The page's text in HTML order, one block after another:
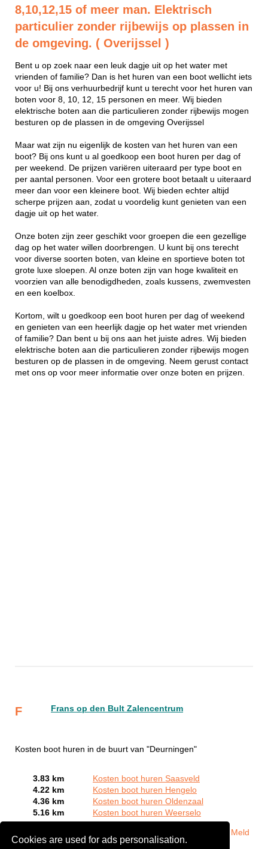
Cookies are used for ads personalisation.
8,10,12,15 of meer man. Elektrisch
particulier zonder rijbewijs op plassen in
de omgeving. ( Overijssel )
Bent u op zoek naar een leuk dagje uit op het water met
vrienden of familie? Dan is het huren van een boot wellicht iets
voor u! Bij ons verhuurbedrijf kunt u terecht voor het huren van
boten voor 8, 10, 12, 15 personen en meer. Wij bieden
elektrische boten aan die particulieren zonder rijbewijs mogen
besturen op de plassen in de omgeving Overijssel
Maar wat zijn nu eigenlijk de kosten van het huren van een
boot? Bij ons kunt u al goedkoop een boot huren per dag of
per weekend. De prijzen variëren uiteraard per type boot en
per aantal personen. Voor een grotere boot betaalt u uiteraard
meer dan voor een kleinere boot. Wij bieden echter altijd
scherpe prijzen aan, zodat u voordelig kunt genieten van een
dagje uit op het water.
Onze boten zijn zeer geschikt voor groepen die een gezellige
dag op het water willen doorbrengen. U kunt bij ons terecht
voor diverse soorten boten, van kleine en sportieve boten tot
grote luxe sloepen. Al onze boten zijn van hoge kwaliteit en
voorzien van alle benodigdheden, zoals kussens, zwemvesten
en een koelbox.
Kortom, wilt u goedkoop een boot huren per dag of weekend
en genieten van een heerlijk dagje op het water met vrienden
of familie? Dan bent u bij ons aan het juiste adres. Wij bieden
elektrische boten aan die particulieren zonder rijbewijs mogen
besturen op de plassen in de omgeving. Neem gerust contact
met ons op voor meer informatie over onze boten en prijzen.
F Frans op den Bult Zalencentrum
Kosten boot huren in de buurt van "Deurningen"
3.83 km
Kosten boot huren Saasveld
4.22 km
Kosten boot huren Hengelo
4.36 km
Kosten boot huren Oldenzaal
5.16 km
Kosten boot huren Weerselo
Meld
een bedrijf gratis aan